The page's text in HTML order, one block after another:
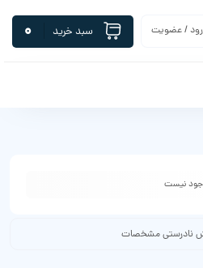
/ عضویت سبد خرید 0
نیست
نادرستی مشخصات